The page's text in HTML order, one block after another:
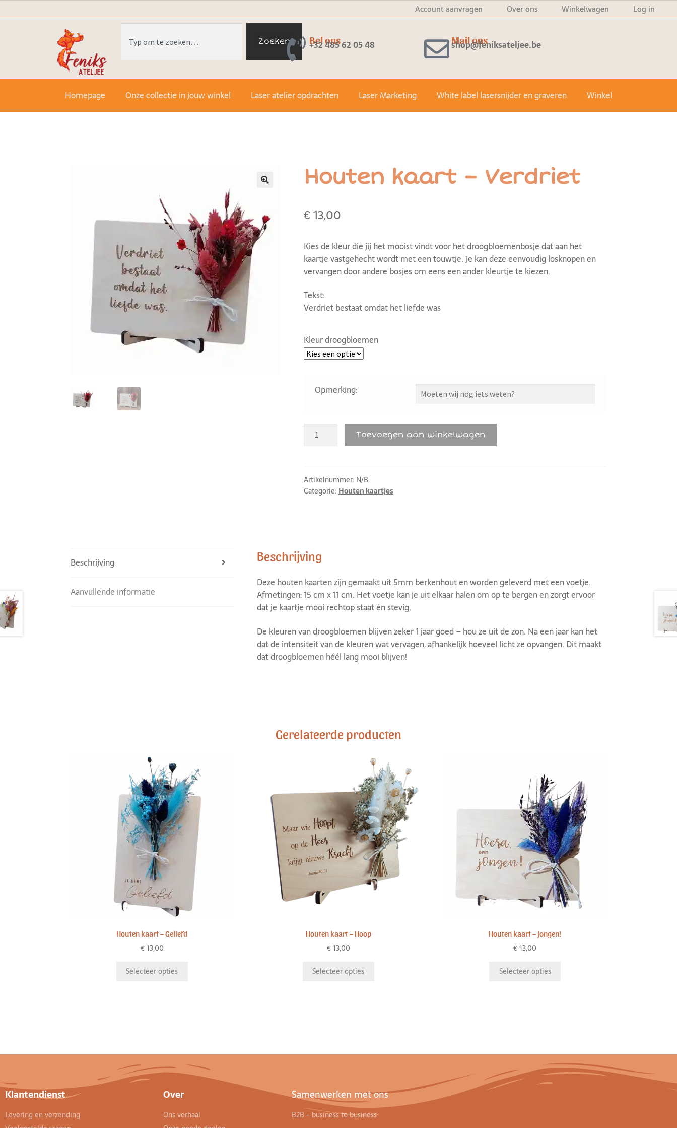
Log in
Winkelwagen
Over ons
Account aanvragen
Zoeken Bel ons
+32 485 62 05 48 Mail ons
shop@feniksateljee.be
Homepage Onze collectie in jouw winkel Laser atelier opdrachten Laser Marketing White label lasersnijder en graveren Winkel
Houten kaart – Verdriet
€13,00
Kies de kleur die jij het mooist vindt voor het droogbloemenbosje dat aan het
kaartje vastgehecht wordt met een touwtje. Je kan deze eenvoudig losknopen en
vervangen door andere bosjes om eens een ander kleurtje te kiezen.
Tekst:
Verdriet bestaat omdat het liefde was
Kleur droogbloemen
Opmerking:
Toevoegen aan winkelwagen
Artikelnummer: N/B
Categorie: Houten kaartjes
Beschrijving
Aanvullende informatie
Beschrijving
Deze houten kaarten zijn gemaakt uit 5mm berkenhout en worden geleverd met een voetje.
Afmetingen: 15 cm x 11 cm. Het voetje kan je uit elkaar halen om op te bergen en zorgt ervoor
dat je kaartje mooi rechtop staat én stevig.
De kleuren van droogbloemen blijven zeker 1 jaar goed – hou ze uit de zon. Na een jaar kan het
dat de intensiteit van de kleuren wat vervagen, afhankelijk hoeveel licht ze opvangen. Dit maakt
dat droogbloemen héél lang mooi blijven!
Gerelateerde producten
Houten kaart – Geliefd
€13,00
Selecteer opties
Houten kaart – Hoop
€13,00
Selecteer opties
Houten kaart – jongen!
€13,00
Selecteer opties
Klantendienst
Levering en verzending
Over
Ons verhaal
Samenwerken met ons
B2B - business to business